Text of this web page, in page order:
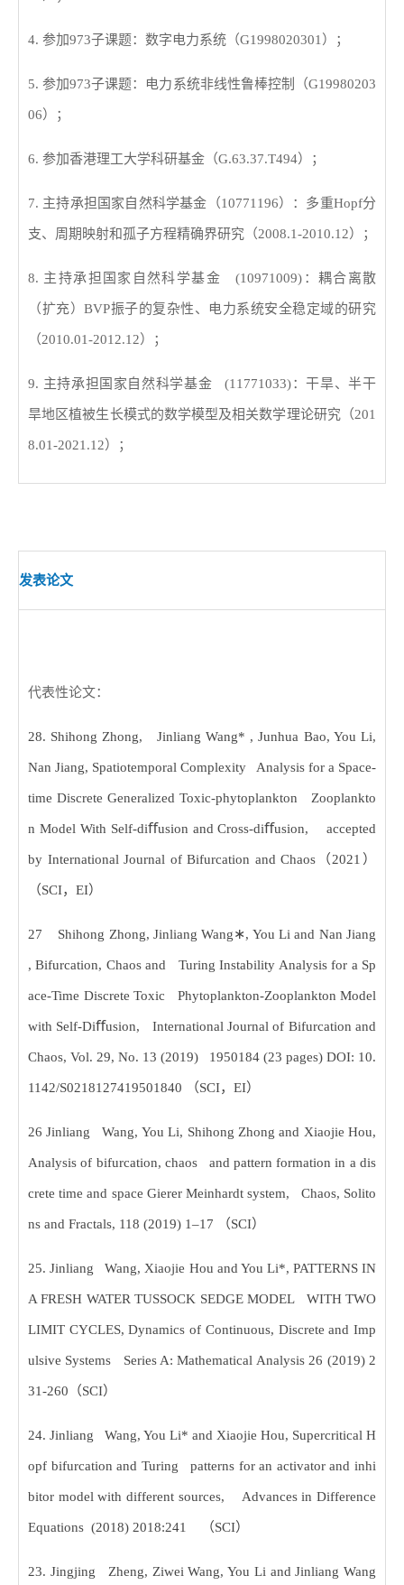
4. 参加973子课题：数字电力系统（G1998020301 ）；
5.参加973子课题：电力系统非线性鲁棒控制（G19980203
06）；
6. 参加香港理工大学科研基金（G.63.37.T494）；
7. 主持承担国家自然科学基金（10771196）：多重Hopf分
支、周期映射和孤子方程精确界研究（2008.1-2010.12）；
8. 主持承担国家自然科学基金 (10971009) ：耦合离散
（扩充）BVP振子的复杂性、电力系统安全稳定域的研究
（2010.01-2012.12）；
9. 主持承担国家自然科学基金 (11771033)：干旱、半干
旱地区植被生长模式的数学模型及相关数学理论研究（201
8.01-2021.12）；
发表论文
代表性论文：
28. Shihong Zhong, Jinliang Wang* , Junhua Bao, You Li,
Nan Jiang, Spatiotemporal Complexity Analysis for a Space-
time Discrete Generalized Toxic-phytoplankton Zooplankto
n Model With Self-diﬀusion and Cross-diﬀusion, accepted
by International Journal of Bifurcation and Chaos （ 2021 ）
（SCI， EI）
27 Shihong Zhong, Jinliang Wang∗, You Li and Nan Jiang
, Bifurcation, Chaos and Turing Instability Analysis for a Sp
ace-Time Discrete Toxic Phytoplankton-Zooplankton Model
with Self-Diﬀusion, International Journal of Bifurcation and
Chaos, Vol. 29, No. 13 (2019) 1950184 (23 pages) DOI: 10.
1142/S0218127419501840 （SCI， EI）
26 Jinliang Wang, You Li, Shihong Zhong and Xiaojie Hou,
Analysis of bifurcation, chaos and pattern formation in a dis
crete time and space Gierer Meinhardt system, Chaos, Solito
ns and Fractals, 118 (2019) 1–17 （SCI）
25. Jinliang Wang, Xiaojie Hou and You Li*, PATTERNS IN
A FRESH WATER TUSSOCK SEDGE MODEL WITH TWO
LIMIT CYCLES, Dynamics of Continuous, Discrete and Imp
ulsive Systems Series A: Mathematical Analysis 26 (2019) 2
31-260 （SCI）
24. Jinliang Wang, You Li* and Xiaojie Hou, Supercritical H
opf bifurcation and Turing patterns for an activator and inhi
bitor model with different sources, Advances in Difference
Equations (2018) 2018:241 （SCI）
23. Jingjing Zheng, Ziwei Wang, You Li and Jinliang Wang